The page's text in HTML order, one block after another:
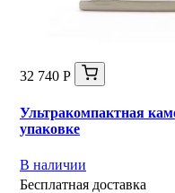
32 740 Р
Ультракомпактная
упаковке
В наличии
Бесплатная доставка